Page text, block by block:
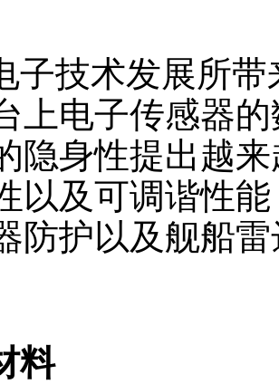
子技术发展所
上电子传感器
隐身性提出越
以及可调谐性
防护以及舰船
料